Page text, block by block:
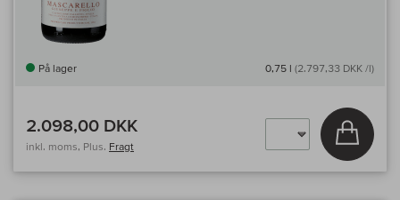
På lager 0,75 l (2.797,33 DKK /l)
2.098,00 DKK
inkl. moms, Plus. Fragt
Læg i